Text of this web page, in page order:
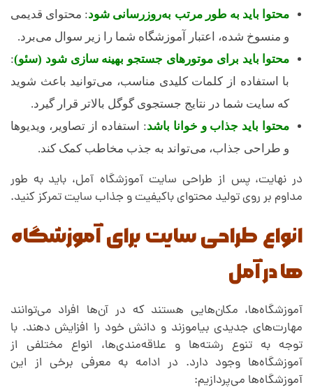
محتوا باید به طور مرتب به‌روزرسانی شود: محتوای قدیمی
و منسوخ شده، اعتبار آموزشگاه شما را زیر سوال می‌برد.
محتوا باید برای موتورهای جستجو بهینه سازی شود (سئو):
با استفاده از کلمات کلیدی مناسب، می‌توانید باعث شوید
که سایت شما در نتایج جستجوی گوگل بالاتر قرار گیرد.
محتوا باید جذاب و خوانا باشد: استفاده از تصاویر، ویدیوها
و طراحی جذاب، می‌تواند به جذب مخاطب کمک کند.
در نهایت، پس از طراحی سایت آموزشگاه آمل، باید به طور
مداوم بر روی تولید محتوای باکیفیت و جذاب سایت تمرکز کنید.
انواع طراحی سایت برای آموزشگاه
ها در آمل
آموزشگاه‌ها، مکان‌هایی هستند که در آن‌ها افراد می‌توانند
مهارت‌های جدیدی بیاموزند و دانش خود را افزایش دهند. با
توجه به تنوع رشته‌ها و علاقه‌مندی‌ها، انواع مختلفی از
آموزشگاه‌ها وجود دارد. در ادامه به معرفی برخی از این
آموزشگاه‌ها می‌پردازیم: